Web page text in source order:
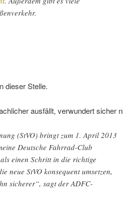
dieser Stelle.
ausfällt, verwundert sicher
(StVO) bringt zum 1. April 2013
Deutsche Fahrrad-Club
einen Schritt in die richtige
neue StVO konsequent umsetzen,
sicherer“, sagt der ADFC-